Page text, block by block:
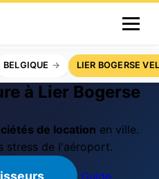
BELGIQUE LIER BOGERSE
à Lier Bogerse
de location en ville.
stress de l'aéroport.
Guide